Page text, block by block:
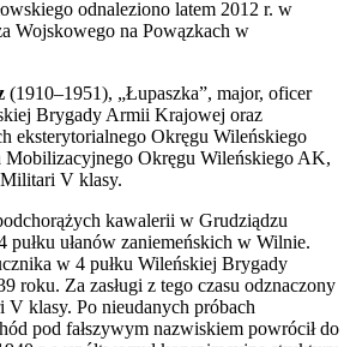
odnaleziono latem 2012 r. w
Wojskowego na Powązkach w
(1910–1951), „Łupaszka”, major, oficer
Brygady Armii Krajowej oraz
eksterytorialnego Okręgu Wileńskiego
Mobilizacyjnego Okręgu Wileńskiego AK,
V klasy.
kawalerii w Grudziądzu
pułku ułanów zaniemeńskich w Wilnie.
w 4 pułku Wileńskiej Brygady
roku. Za zasługi z tego czasu odznaczony
klasy. Po nieudanych próbach
pod fałszywym nazwiskiem powrócił do